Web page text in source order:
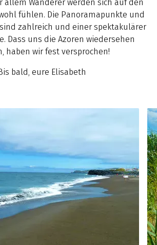
allem Wanderer werden sich auf den
fühlen. Die Panoramapunkte und
zahlreich und einer spektakulärer
Dass uns die Azoren wiedersehen
haben wir fest versprochen!
Bis bald, eure Elisabeth